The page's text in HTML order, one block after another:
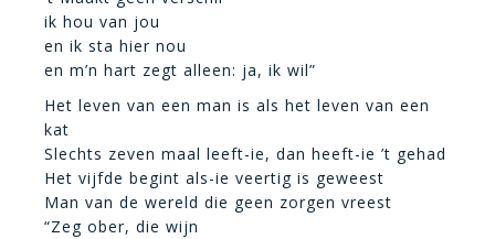
ik hou van jou
en ik sta hier nou
en m’n hart zegt alleen: ja, ik wil”
Het leven van een man is als het leven van een
kat
Slechts zeven maal leeft-ie, dan heeft-ie ’t gehad
Het vijfde begint als-ie veertig is geweest
Man van de wereld die geen zorgen vreest
“Zeg ober, die wijn